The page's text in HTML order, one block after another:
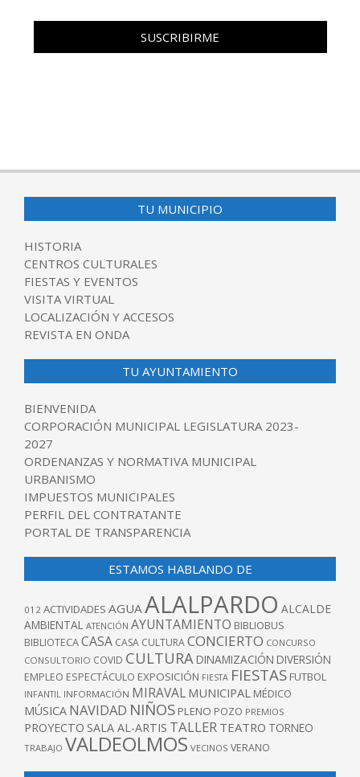
TU MUNICIPIO
HISTORIA
CENTROS CULTURALES
FIESTAS Y EVENTOS
VISITA VIRTUAL
LOCALIZACIÓN Y ACCESOS
REVISTA EN ONDA
TU AYUNTAMIENTO
BIENVENIDA
CORPORACIÓN MUNICIPAL LEGISLATURA 2023-
2027
ORDENANZAS Y NORMATIVA MUNICIPAL
URBANISMO
IMPUESTOS MUNICIPALES
PERFIL DEL CONTRATANTE
PORTAL DE TRANSPARENCIA
ESTAMOS HABLANDO DE
012 ACTIVIDADES AGUA ALALPARDO ALCALDE
AMBIENTAL ATENCIÓN AYUNTAMIENTO BIBLIOBUS
BIBLIOTECACASA CASA CULTURACONCIERTO CONCURSO
CONSULTORIO COVID CULTURA DINAMIZACIÓN DIVERSIÓN
EMPLEO ESPECTÁCULO EXPOSICIÓN FIESTA FIESTAS FUTBOL
INFANTIL INFORMACIÓN MIRAVAL MUNICIPAL MÉDICO
MÚSICA NAVIDAD NIÑOS PLENO POZO PREMIOS
PROYECTO SALA AL-ARTIS TALLER TEATRO TORNEO
TRABAJO VALDEOLMOS VECINOS VERANO